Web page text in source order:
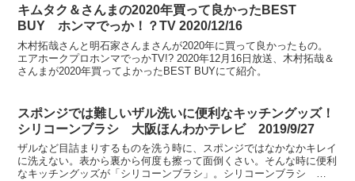
キムタク＆さんまの2020年買って良かったBEST
BUY ホンマでっか！？TV 2020/12/16
木村拓哉さんと明石家さんまさんが2020年に買って良かったもの。
エアホークプロホンマでっかTV!? 2020年12月16日放送、木村拓哉＆
さんまが2020年買ってよかったBEST BUYにて紹介。
スポンジでは難しいザル洗いに便利なキッチングッズ！
シリコーンブラシ 大阪ほんわかテレビ 2019/9/27
ザルなど目詰まりするものを洗う時に、スポンジではなかなかキレイ
に洗えない。表から裏から何度も擦って面倒くさい。そんな時に便利
なキッチングッズが「シリコーンブラシ」。シリコーンブラシ